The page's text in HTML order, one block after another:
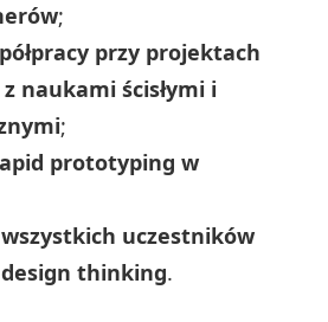
;
przy projektach
naukami ścisłymi i
;
prototyping w
uczestników
thinking.